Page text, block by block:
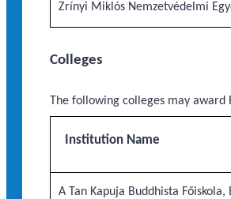
Zrínyi Miklós Nemzetvédelmi
Colleges
The following colleges may
Institution Name
A Tan Kapuja Buddhista Főiskola,